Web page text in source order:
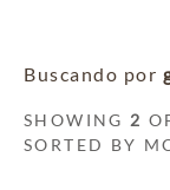
Buscando por
SHOWING 2
SORTED BY